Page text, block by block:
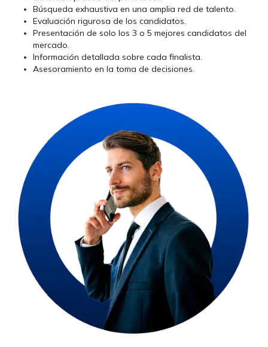
Búsqueda exhaustiva en una amplia red de talento.
Evaluación rigurosa de los candidatos.
Presentación de solo los 3 o 5 mejores candidatos del
mercado.
Información detallada sobre cada finalista.
Asesoramiento en la toma de decisiones.